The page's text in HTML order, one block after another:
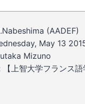
(AADEF)
May 13
Mizuno
上智大学フランス